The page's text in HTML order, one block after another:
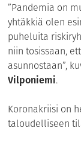
”Pandemia on
yhtäkkiä olen
puheluita
niin tosissaan,
asunnostaan”,
Vilponiemi.
Koronakriisi on
taloudelliseen